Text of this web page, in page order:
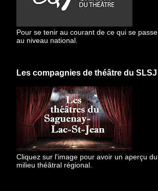
Pour se tenir au courant de ce qui se passe
au niveau national.
Les compagnies de théâtre du SLSJ
Cliquez sur l'image pour avoir un aperçu du
milieu théâtral régional.